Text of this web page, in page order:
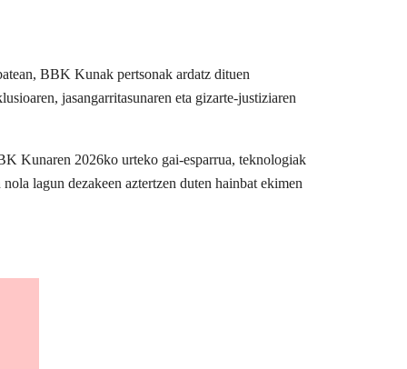
BBK Kunak pertsonak ardatz dituen
jasangarritasunaren eta gizarte-justiziaren
Kunaren 2026ko urteko gai-esparrua, teknologiak
lagun dezakeen aztertzen duten hainbat ekimen